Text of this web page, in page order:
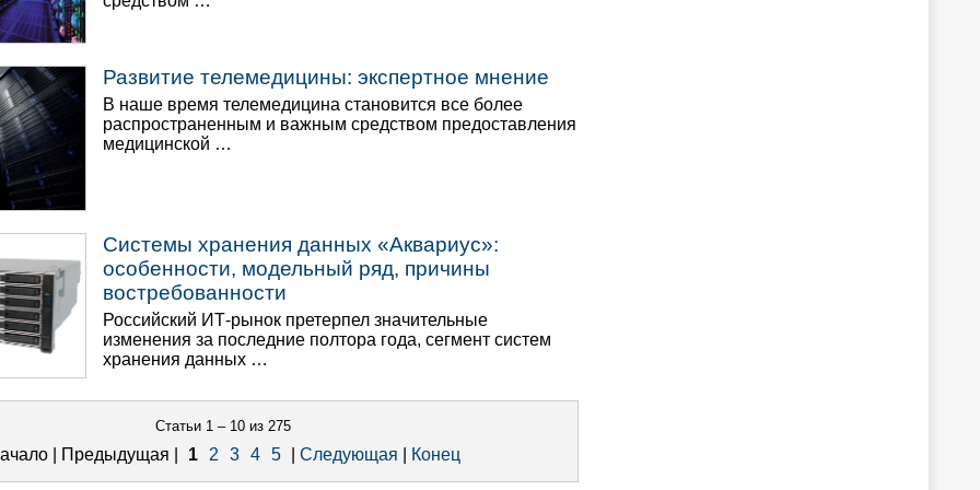
Развитие телемедицины: экспертное мнение
В наше время телемедицина становится все более
распространенным и важным средством предоставления
медицинской …
Системы хранения данных «Аквариус»:
особенности, модельный ряд, причины
востребованности
Российский ИТ-рынок претерпел значительные
изменения за последние полтора года, сегмент систем
хранения данных …
Статьи 1 – 10 из 275
| Предыдущая | 1 2 3 4 5 Следующая Конец